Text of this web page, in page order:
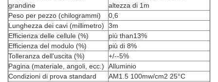
grandine
altezza di 1m
Peso per pezzo (chilogrammi)
0,6
Lunghezza dei cavi (millimetro)
3m
Efficienza delle cellule (%)
più than13%
Efficienza del modulo (%)
più di 8%
Tolleranza dell'uscita (%)
+/--5%
Pagina (materiale, angoli, ecc.)
Alluminio
Condizioni di prova standard
AM1.5 100mw/cm2 25°C